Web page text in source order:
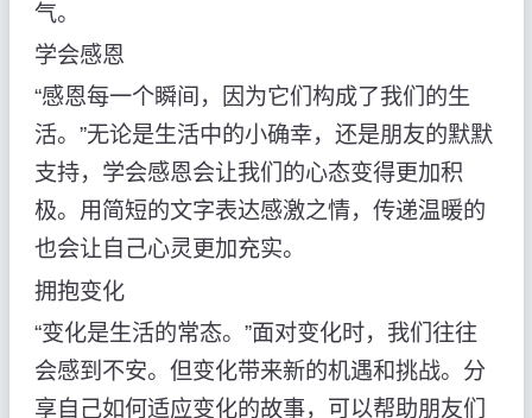
气。
学会感恩
“感恩每一个瞬间，因为它们构成了我们的生
活。”无论是生活中的小确幸，还是朋友的默默
支持，学会感恩会让我们的心态变得更加积
极。用简短的文字表达感激之情，传递温暖的
也会让自己心灵更加充实。
拥抱变化
“变化是生活的常态。”面对变化时，我们往往
会感到不安。但变化带来新的机遇和挑战。分
享自己如何适应变化的故事，可以帮助朋友们